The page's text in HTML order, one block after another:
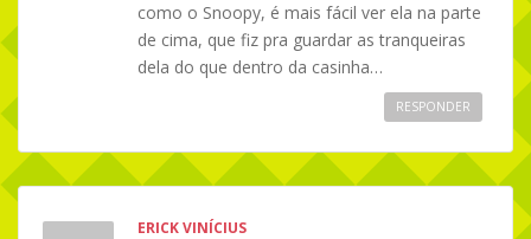
como o Snoopy, é mais fácil ver ela na parte
de cima, que fiz pra guardar as tranqueiras
dela do que dentro da casinha…
RESPONDER
ERICK VINÍCIUS